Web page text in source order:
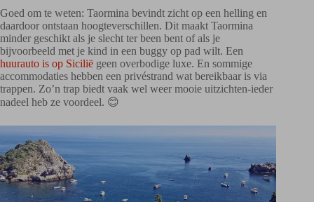
Goed om te weten: Taormina bevindt zicht op een helling en
daardoor ontstaan hoogteverschillen. Dit maakt Taormina
minder geschikt als je slecht ter been bent of als je
bijvoorbeeld met je kind in een buggy op pad wilt. Een
huurauto is op Sicilië geen overbodige luxe. En sommige
accommodaties hebben een privéstrand wat bereikbaar is via
trappen. Zo’n trap biedt vaak wel weer mooie uitzichten-ieder
nadeel heb ze voordeel. 😊